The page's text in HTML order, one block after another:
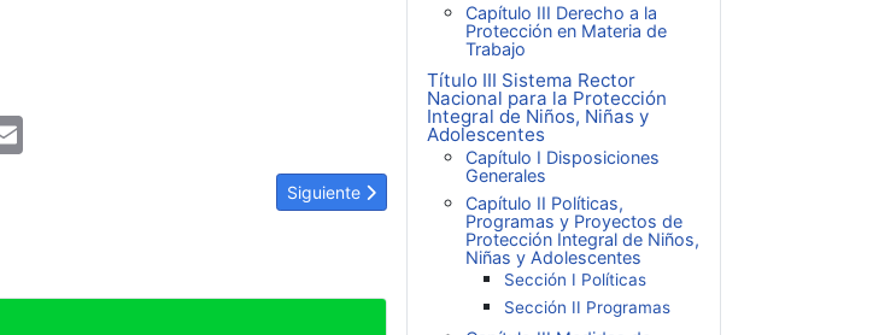
Artículo siguiente: LOPNNA Artículo 572: Adhesión de la víctima.
Siguiente
Capítulo III Derecho a la
Protección en Materia de
Trabajo
Título III Sistema Rector
Nacional para la Protección
Integral de Niños, Niñas y
Adolescentes
Capítulo I Disposiciones
Generales
Capítulo II Políticas,
Programas y Proyectos de
Protección Integral de Niños,
Niñas y Adolescentes
Sección I Políticas
Sección II Programas